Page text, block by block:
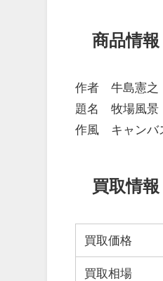
商品情報
作者 牛島憲之
題名 牧場風景
作風 キャンバ
買取情報
買取価格
買取相場